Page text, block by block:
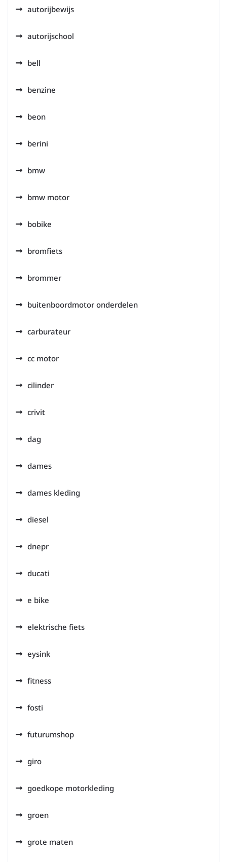
autorijbewijs
autorijschool
bell
benzine
beon
berini
bmw
bmw motor
bobike
bromfiets
brommer
buitenboordmotor onderdelen
carburateur
cc motor
cilinder
crivit
dag
dames
dames kleding
diesel
dnepr
ducati
e bike
elektrische fiets
eysink
fitness
fosti
futurumshop
giro
goedkope motorkleding
groen
grote maten